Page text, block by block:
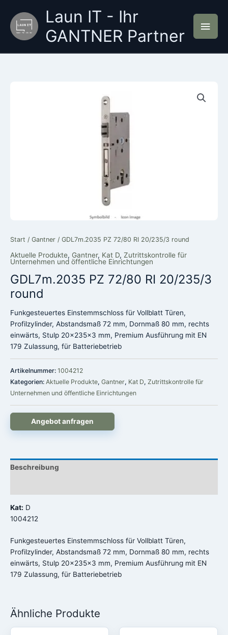
Inhalt
springen
Laun IT - Ihr
GANTNER Partner
Start / Gantner / GDL7m.2035 PZ 72/80 RI 20/235/3 round
Aktuelle Produkte, Gantner, Kat D, Zutrittskontrolle für
Unternehmen und öffentliche Einrichtungen
GDL7m.2035 PZ 72/80 RI 20/235/3
round
Funkgesteuertes Einstemmschloss für Vollblatt Türen,
Profilzylinder, Abstandsmaß 72 mm, Dornmaß 80 mm, rechts
einwärts, Stulp 20x235x3 mm, Premium Ausführung mit EN
179 Zulassung, für Batteriebetrieb
Artikelnummer: 1004212
Kategorien: Aktuelle Produkte, Gantner, Kat D, Zutrittskontrolle für
Unternehmen und öffentliche Einrichtungen
Angebot anfragen
Beschreibung
Kat: D
1004212
Funkgesteuertes Einstemmschloss für Vollblatt Türen,
Profilzylinder, Abstandsmaß 72 mm, Dornmaß 80 mm, rechts
einwärts, Stulp 20x235x3 mm, Premium Ausführung mit EN
179 Zulassung, für Batteriebetrieb
Ähnliche Produkte